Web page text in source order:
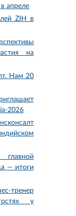
апреле
ZIH в
на
Нам 20
2026
главной
— итоги
тренер
у